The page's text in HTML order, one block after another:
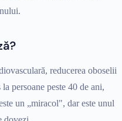
reducerea oboselii
persoane peste 40 de ani,
un „miracol", dar este unul